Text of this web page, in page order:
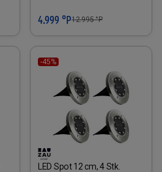
4.999 °P12.995°P
-45%
LED Spot 12 cm, 4 Stk.